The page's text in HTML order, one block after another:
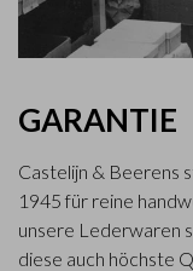
GARANTIE
Castelijn & Beerens
1945 für reine
unsere Lederwaren
diese auch höchste